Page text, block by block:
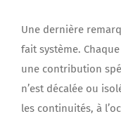
Une dernière
fait système.
une contribution
n’est décalée ou
les continuités, à